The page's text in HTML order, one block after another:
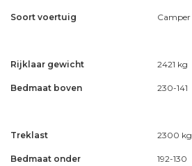
Soort voertuig Camper
Rijklaar gewicht 2421 kg
Bedmaat boven 230-141
Treklast 2300 kg
Bedmaat onder 192-130